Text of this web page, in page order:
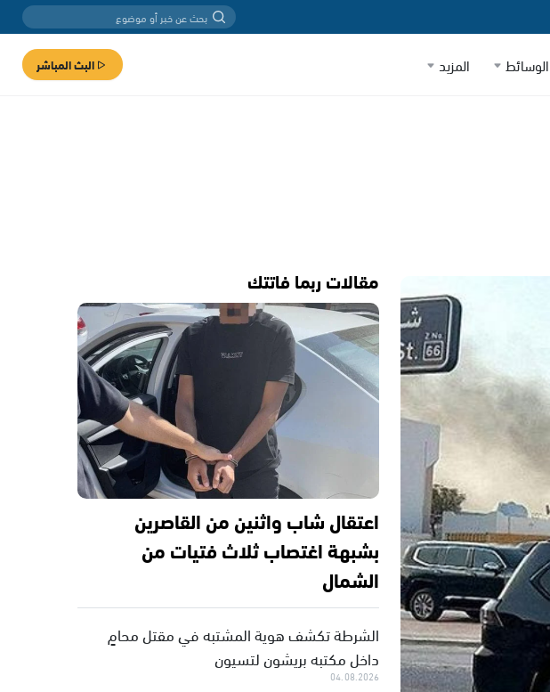
الوسائط المزيد البث المباشر
مقالات ربما فاتتك
اعتقال شاب واثنين من القاصرين
بشبهة اغتصاب ثلاث فتيات من
الشمال
الشرطة تكشف هوية المشتبه في مقتل محامٍ
داخل مكتبه بريشون لتسيون
04.08.2026